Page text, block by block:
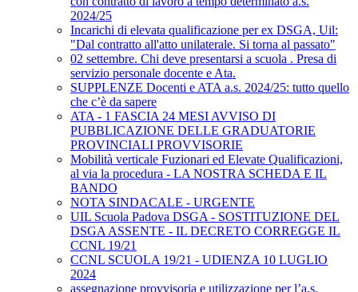
2024/25
Incarichi di elevata qualificazione per ex DSGA, Uil:
"Dal contratto all'atto unilaterale. Si torna al passato"
02 settembre. Chi deve presentarsi a scuola . Presa di
servizio personale docente e Ata.
SUPPLENZE Docenti e ATA a.s. 2024/25: tutto quello
che c’è da sapere
ATA - 1 FASCIA 24 MESI AVVISO DI
PUBBLICAZIONE DELLE GRADUATORIE
PROVINCIALI PROVVISORIE
Mobilità verticale Fuzionari ed Elevate Qualificazioni,
al via la procedura - LA NOSTRA SCHEDA E IL
BANDO
NOTA SINDACALE - URGENTE
UIL Scuola Padova DSGA - SOSTITUZIONE DEL
DSGA ASSENTE - IL DECRETO CORREGGE IL
CCNL 19/21
CCNL SCUOLA 19/21 - UDIENZA 10 LUGLIO
2024
assegnazione provvisoria e utilizzazione per l’a.s.